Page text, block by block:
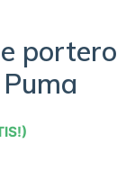
portero